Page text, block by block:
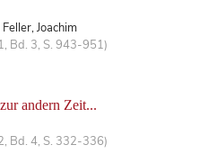
Joachim
Bd. 3, S. 943-951)
andern Zeit...
Bd. 4, S. 332-336)